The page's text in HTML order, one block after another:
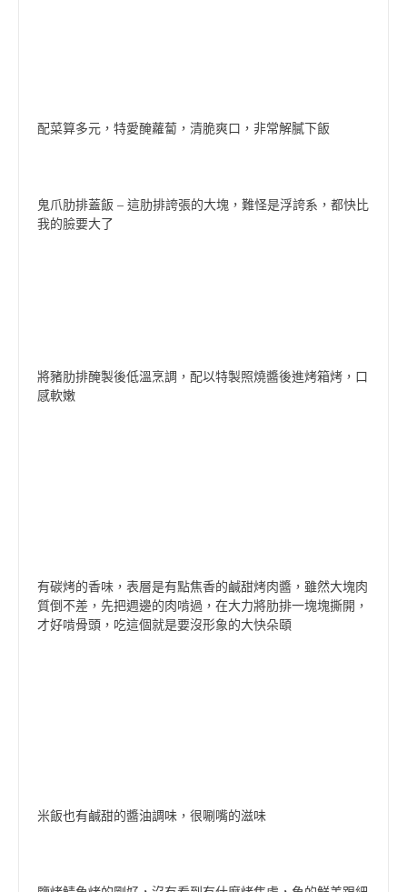
配菜算多元，特愛醃蘿蔔，清脆爽口，非常解膩下飯
鬼爪肋排蓋飯 – 這肋排誇張的大塊，難怪是浮誇系，都快比
我的臉要大了
將豬肋排醃製後低溫烹調，配以特製照燒醬後進烤箱烤，口
感軟嫩
有碳烤的香味，表層是有點焦香的鹹甜烤肉醬，雖然大塊肉
質倒不差，先把週邊的肉啃過，在大力將肋排一塊塊撕開，
才好啃骨頭，吃這個就是要沒形象的大快朵頤
米飯也有鹹甜的醬油調味，很唰嘴的滋味